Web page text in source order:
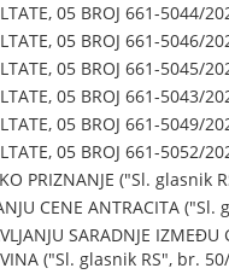
05 BROJ 661-
05 BROJ 661-
05 BROJ 661-
05 BROJ 661-
05 BROJ 661-
05 BROJ 661-
PRIZNANJE ("Sl. glasnik
CENE ANTRACITA
SARADNJE IZMEĐU
("Sl. glasnik RS", br.